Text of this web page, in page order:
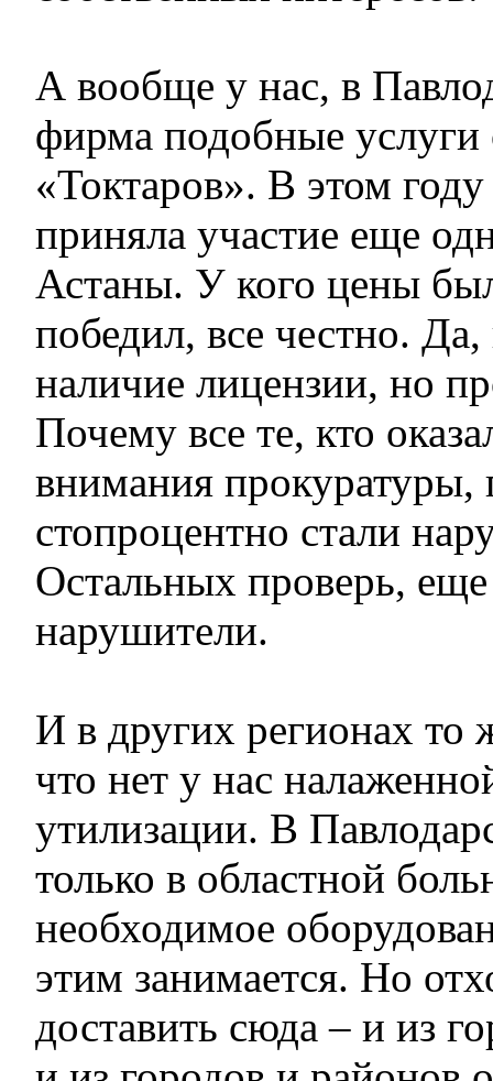
А вообще у нас, в
фирма подобные
«Токтаров». В этом
приняла участие еще
Астаны. У кого цены
победил, все честно.
наличие лицензии, но
Почему все те, кто
внимания прокуратуры,
стопроцентно стали
Остальных проверь,
нарушители.
И в других регионах то
что нет у нас
утилизации. В
только в областной
необходимое
этим занимается. Но
доставить сюда – и из